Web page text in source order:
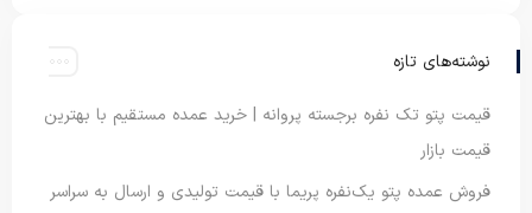
نوشته‌های تازه
قیمت پتو تک نفره برجسته پروانه | خرید عمده مستقیم با بهترین
قیمت بازار
فروش عمده پتو یک‌نفره پریما با قیمت تولیدی و ارسال به سراسر